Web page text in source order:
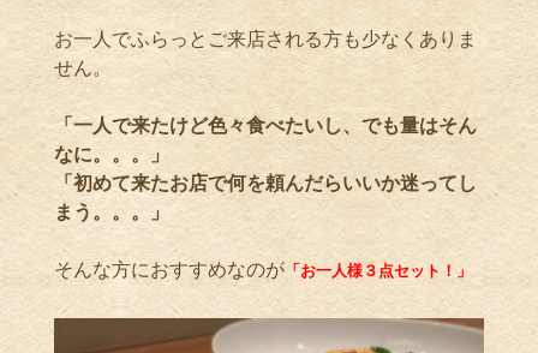
お一人でふらっとご来店される方も少なくありま
せん。
「一人で来たけど色々食べたいし、でも量はそん
なに。。。」
「初めて来たお店で何を頼んだらいいか迷ってし
まう。。。」
そんな方におすすめなのが「お一人様３点セット！」